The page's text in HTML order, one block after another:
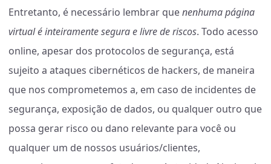
Entretanto, é necessário lembrar quenenhuma página
virtual é inteiramente segura e livre de riscos. Todo acesso
online, apesar dos protocolos de segurança, está
sujeito a ataques cibernéticos de hackers, de maneira
que nos comprometemos a, em caso de incidentes de
segurança, exposição de dados, ou qualquer outro que
possa gerar risco ou dano relevante para você ou
qualquer um de nossos usuários/clientes,